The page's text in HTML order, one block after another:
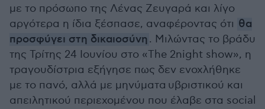
με το πρόσωπο της Λένας Ζευγαρά και λίγο
αργότερα η ίδια ξέσπασε, αναφέροντας ότι θα
προσφύγει στη δικαιοσύνη. Μιλώντας το βράδυ
της Τρίτης 24 Ιουνίου στο «The 2night show», η
τραγουδίστρια εξήγησε πως δεν ενοχλήθηκε
με το πανό, αλλά με μηνύματα υβριστικού και
απειλητικού περιεχομένου που έλαβε στα social